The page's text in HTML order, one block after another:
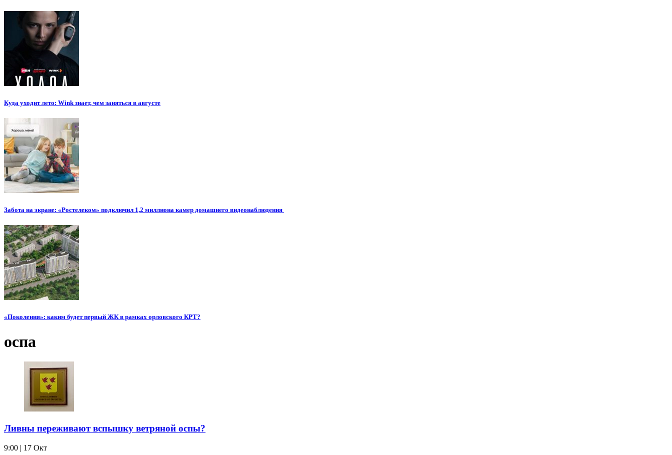
Куда уходит лето: Wink знает, чем заняться в августе
Забота на экране: «Ростелеком» подключил 1,2 миллиона камер домашнего видеонаблюдения
«Поколения»: каким будет первый ЖК в рамках орловского КРТ?
оспа
Ливны переживают вспышку ветряной оспы?
9:00 | 17 Окт